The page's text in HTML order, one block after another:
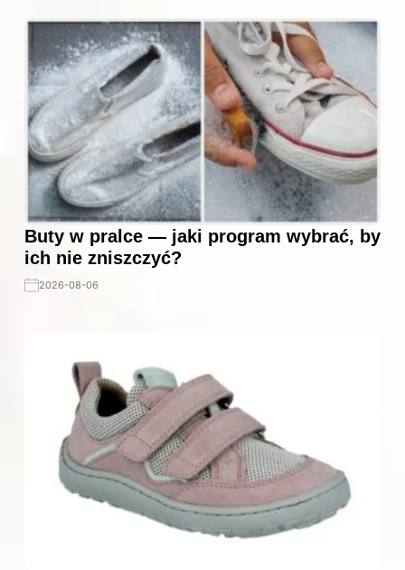
Buty w pralce — jaki program wybrać, by
ich nie zniszczyć?
2026-08-06